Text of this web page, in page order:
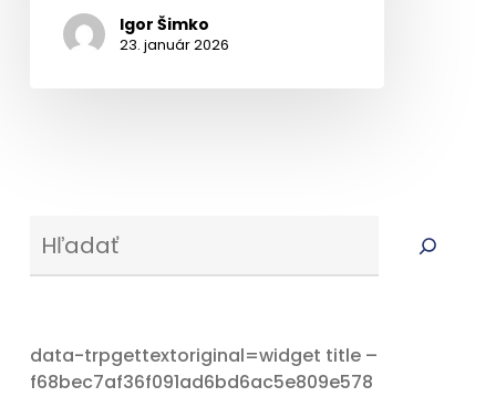
Igor Šimko
23. január 2026
data-trpgettextoriginal=widget title –
f68bec7af36f091ad6bd6ac5e809e578